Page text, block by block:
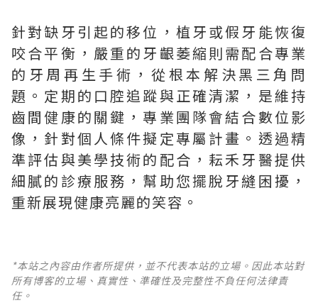
針對缺牙引起的移位，植牙或假牙能恢復
咬合平衡，嚴重的牙齦萎縮則需配合專業
的牙周再生手術，從根本解決黑三角問
題。定期的口腔追蹤與正確清潔，是維持
齒間健康的關鍵，專業團隊會結合數位影
像，針對個人條件擬定專屬計畫。透過精
準評估與美學技術的配合，耘禾牙醫提供
細膩的診療服務，幫助您擺脫牙縫困擾，
重新展現健康亮麗的笑容。
*本站之內容由作者所提供，並不代表本站的立場。因此本站對
所有博客的立場、真實性、準確性及完整性不負任何法律責
任。